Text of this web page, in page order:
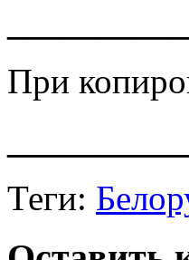
При
Теги: